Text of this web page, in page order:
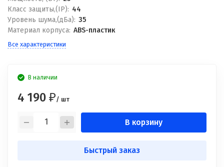
Класс защиты,(IP): 44
Уровень шума,(дБа): 35
Материал корпуса: ABS-пластик
Все характеристики
В наличии
4 190 ₽/ шт
В корзину
Быстрый заказ